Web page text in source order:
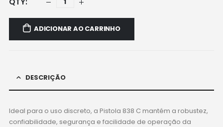
ADICIONAR AO CARRINHO
DESCRIÇÃO
Ideal para o uso discreto, a Pistola 838 C mantém a robustez,
confiabilidade, segurança e facilidade de operação da